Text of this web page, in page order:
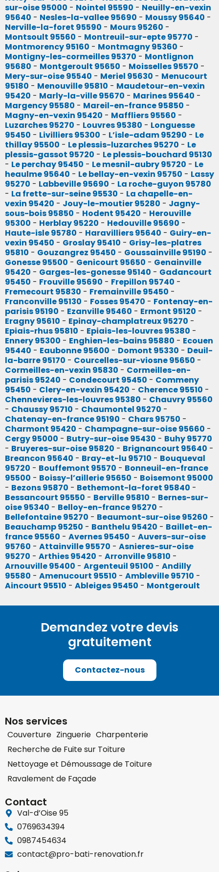
sur-oise 95000 - Nointel 95590 - Neuilly-en-vexin
95640 - Nesles-la-vallee 95690 - Moussy 95640 -
Nerville-la-foret 95590 - Mours 95260 -
Montsoult 95560 - Montreuil-sur-epte 95770 -
Montmorency 95160 - Montmagny 95360 -
Montigny-les-cormeilles 95370 - Montlignon
95680 - Montgeroult 95650 - Moisselles 95570 -
Mery-sur-oise 95540 - Meriel 95630 - Menucourt
95180 - Menouville 95810 - Maudetour-en-vexin
95420 - Marly-la-ville 95670 - Marines 95640 -
Margency 95580 - Mareil-en-france 95850 -
Magny-en-vexin 95420 - Maffliers 95560 -
Luzarches 95270 - Louvres 95380 - Longuesse
95450 - Livilliers 95300 - L’isle-adam 95290 - Le
thillay 95500 - Le plessis-luzarches 95270 - Le
plessis-gassot 95720 - Le plessis-bouchard 95130
- Le perchay 95450 - Le mesnil-aubry 95720 - Le
heaulme 95640 - Le bellay-en-vexin 95750 - Lassy
95270 - Labbeville 95690 - La roche-guyon 95780
- La frette-sur-seine 95530 - La chapelle-en-
vexin 95420 - Jouy-le-moutier 95280 - Jagny-
sous-bois 95850 - Hodent 95420 - Herouville
95300 - Herblay 95220 - Hedouville 95690 -
Haute-isle 95780 - Haravilliers 95640 - Guiry-en-
vexin 95450 - Groslay 95410 - Grisy-les-platres
95810 - Gouzangrez 95450 - Goussainville 95190 -
Gonesse 95500 - Genicourt 95650 - Genainville
95420 - Garges-les-gonesse 95140 - Gadancourt
95450 - Frouville 95690 - Frepillon 95740 -
Fremecourt 95830 - Fremainville 95450 -
Franconville 95130 - Fosses 95470 - Fontenay-en-
parisis 95190 - Ezanville 95460 - Ermont 95120 -
Eragny 95610 - Epinay-champlatreux 95270 -
Epiais-rhus 95810 - Epiais-les-louvres 95380 -
Ennery 95300 - Enghien-les-bains 95880 - Ecouen
95440 - Eaubonne 95600 - Domont 95330 - Deuil-
la-barre 95170 - Courcelles-sur-viosne 95650 -
Cormeilles-en-vexin 95830 - Cormeilles-en-
parisis 95240 - Condecourt 95450 - Commeny
95450 - Clery-en-vexin 95420 - Cherence 95510 -
Chennevieres-les-louvres 95380 - Chauvry 95560
- Chaussy 95710 - Chaumontel 95270 -
Chatenay-en-france 95190 - Chars 95750 -
Charmont 95420 - Champagne-sur-oise 95660 -
Cergy 95000 - Butry-sur-oise 95430 - Buhy 95770
- Bruyeres-sur-oise 95820 - Brignancourt 95640 -
Breancon 95640 - Bray-et-lu 95710 - Bouqueval
95720 - Bouffemont 95570 - Bonneuil-en-france
95500 - Boissy-l’aillerie 95650 - Boisemont 95000
- Bezons 95870 - Bethemont-la-foret 95840 -
Bessancourt 95550 - Berville 95810 - Bernes-sur-
oise 95340 - Belloy-en-france 95270 -
Bellefontaine 95270 - Beaumont-sur-oise 95260 -
Beauchamp 95250 - Banthelu 95420 - Baillet-en-
france 95560 - Avernes 95450 - Auvers-sur-oise
95760 - Attainville 95570 - Asnieres-sur-oise
95270 - Arthies 95420 - Arronville 95810 -
Arnouville 95400 - Argenteuil 95100 - Andilly
95580 - Amenucourt 95510 - Ambleville 95710 -
Aincourt 95510 - Ableiges 95450 - Montgeroult
Demandez votre devis
gratuitement
Contactez-nous
Nos services
Couverture Zinguerie Charpenterie
Recherche de Fuite sur Toiture
Nettoyage et Démoussage de Toiture
Ravalement de Façade
Contact
Val-d’Oise 95
0769634394
0987454634
contact@pro-bati-renovation.fr